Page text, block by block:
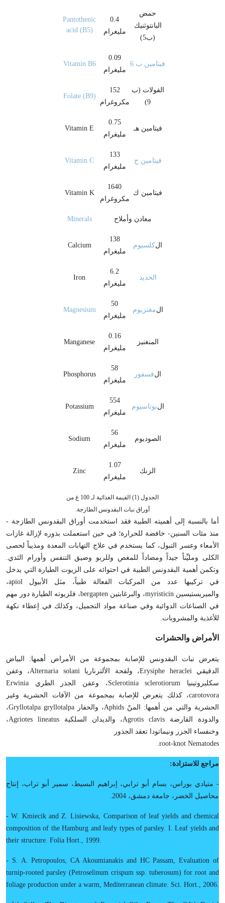
حمض
البانتوثنيك
(ب5)
0.4
مليغرام
Pantothenic
acid (B5)
فيتامين ب 6
0.09
مليغرام
Vitamin B6
الفولات (ب
9)
152
مكروغرام
Folate (B9)
فيتامين هـ
0.75
مليغرام
Vitamin E
فيتامين ج
133
مليغرام
Vitamin C
فيتامين ك
1640
مكروغرام
Vitamin K
معادن وأملاح Minerals
الكلسيوم
138
مليغرام
Calcium
الحديد
6.2
مليغرام
Iron
المغنزيوم
50
مليغرام
Magnesium
المنغنيز
0.16
مليغرام
Manganese
الفسفور
58
مليغرام
Phosphorus
البوتاسيوم
554
مليغرام
Potassium
الصوديوم
56
مليغرام
Sodium
الزنك
1.07
مليغرام
Zinc
الجدول (1) القيمة الغذائية لـ 100 غ من
أوراق نبات البقدونس الطازجة.
أما بالنسبة إلى أهميته الطبية فقد استخدمت أوراق البقدونس الطازجة -
منذ مئات السنين- خافضة للحرارة؛ في حين استعملت بذوره لإزالة غازات
الأمعاء وعسر التبول، كما يستخدم في علاج التهابات المعدة ومذيباً لحصى
الكلى ومليِّناً جيداً ومضاداً للمغص وللربو وضيق التنفس وأورام الثدي.
وتكمن أهمية البقدونس الطبية في احتوائه على الزيوت الطيارة التي يدخل
في تركيبها عدد من المركبات الفعالة طبياً، مثل الأبيول apiol،
والميريستيسين myristicin، والبرغابتين bergapten، فلزيوته الطيارة دور مهم
في الصناعات الدوائية وفي صناعة مواد التجميل، وكذلك في إعطاء نكهة
للأغذية والمشروبات.
الأمراض والحشرات
يتعرض نبات البقدونس للإصابة بمجموعة من الأمراض أهمها: البياض
الدقيقي Erysiphe heraclei، ولفحة الألترناريا Alternaria solani، وعفن
سكليروتينيا Sclerotinia sclerotiorum، وعفن الجذر الطري Erwinia
carotovora، كذلك يتعرض للإصابة بمجموعة من الآفات الحشرية وغير
الحشرية والتي من أهمها: المنّ Aphids، والحفار Gryllotalpa gryllotalpa،
والدودة القارضة Agrotis clavis، والديدان السلكية Agriotes lineatus،
وخنفساء الجزر ونيماتودا تعقد الجذور
root-knot Nematodes.
مراجع للاستزادة:
- متيادي بوراس، بسام أبو ترابي، إبراهيم البسيط، سمير أبو تراب، إنتاج
محاصيل الخضر، جامعة دمشق، 2004.
- W. Kmiecik and Z. Lisiewska, Comparison of leaf yields and chemical
composition of the Hamburg and leafy types of parsley. I. Leaf yields and
their structure. Folia Hort., 1999.
- S. A. Petropoulos, CA Akoumianakis and HC Passam, Evaluation of
turnip-rooted parsley (Petroselinum crispum ssp. tuberosum) for root and
foliage production under a warm, Mediterranean climate. Sci. Hort., 2006.